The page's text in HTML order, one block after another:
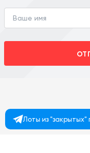
Лоты из